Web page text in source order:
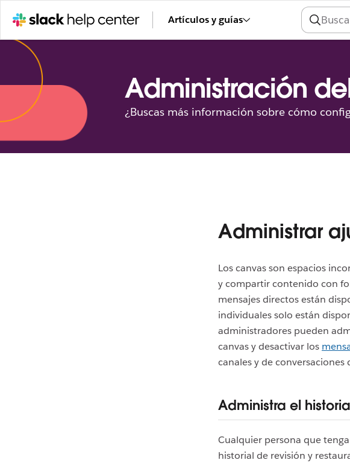
Artículos y guías
Administración
¿Buscas más información sobre cómo
Administrar
Los canvas son espacios
y compartir contenido con
mensajes directos están
individuales solo están
administradores pueden
canvas y desactivar los
canales y de conversaciones
Administra el
Cualquier persona que tenga
historial de revisión y